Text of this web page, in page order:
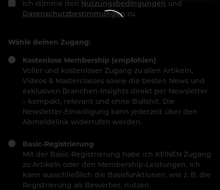
Ich stimme den Nutzungsbedingungen und
Datenschutzbestimmungen zu.
Wähle deinen Zugang:
Kostenlose Membership (empfohlen)
Voller und kostenloser Zugang zu allen Artikeln,
Videos & Masterclasses sowie die besten News und
exklusiven Branchen-Insights direkt per Newsletter
– kompakt, relevant und ohne Bullshit. Die
Newsletter-Einwilligung kann jederzeit über den
Abmeldelink widerrufen werden.
Basic-Registrierung
Mit der Basic-Registrierung habe ich KEINEN Zugang
zu Artikeln oder den Membership-Leistungen. Ich
kann ausschließlich die Basisfunktionen, wie z. B. die
Registrierung als Bewerber, nutzen.